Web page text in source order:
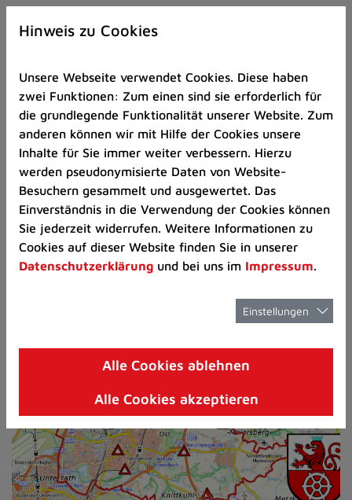
Zur
Startseite
Zum
Seitenanfang
springen
(Schnelltaste
A)
Zur
Navigation/Menü
springen
(Schnelltaste
M)
Zur
8)
I)
Mobilität und Verkehr Verkehrsinfo
Verkehrsinfo
Hinweis zu Cookies
Unsere Webseite verwendet Cookies. Diese haben
zwei Funktionen: Zum einen sind sie erforderlich für
die grundlegende Funktionalität unserer Website. Zum
anderen können wir mit Hilfe der Cookies unsere
Inhalte für Sie immer weiter verbessern. Hierzu
werden pseudonymisierte Daten von Website-
Besuchern gesammelt und ausgewertet. Das
Einverständnis in die Verwendung der Cookies können
Sie jederzeit widerrufen. Weitere Informationen zu
Cookies auf dieser Website finden Sie in unserer
Datenschutzerklärung und bei uns im Impressum.
Einstellungen
Alle Cookies ablehnen
Alle Cookies akzeptieren